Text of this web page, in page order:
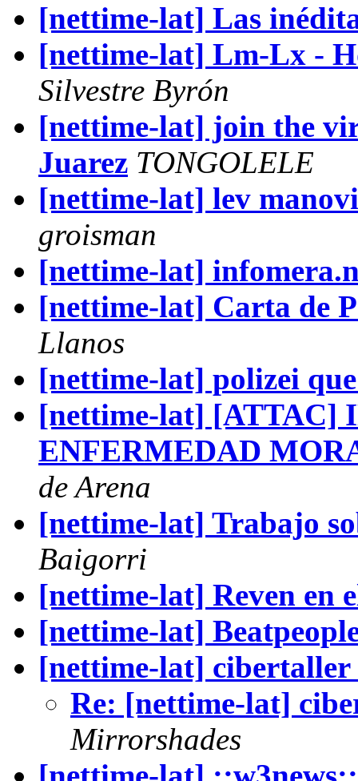
[nettime-lat] Las
[nettime-lat] Lm-Lx -
Silvestre Byrón
[nettime-lat] join the
Juarez TONGOLELE
[nettime-lat] lev
groisman
[nettime-lat]
[nettime-lat] Carta de
Llanos
[nettime-lat] polizei
[nettime-lat] [ATTAC]
ENFERMEDAD
de Arena
[nettime-lat] Trabajo
Baigorri
[nettime-lat] Reven en
[nettime-lat]
[nettime-lat]
Re: [nettime-lat]
Mirrorshades